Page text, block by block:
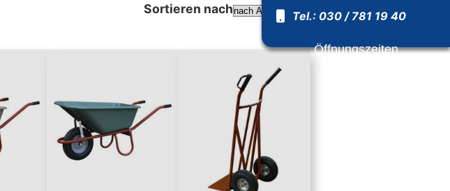
Tel.: 030 / 781 19 40
Öffnungszeiten
Sortieren nach
Absteigend sortieren